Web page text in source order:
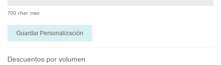
700 char. max
Guardar Personalización
Descuentos por volumen